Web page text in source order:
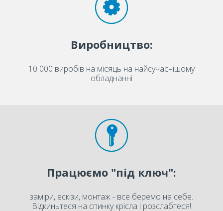
Виробництво:
10 000 виробів на місяць на найсучаснішому
обладнанні
Працюємо "під ключ":
заміри, ескізи, монтаж - все беремо на себе.
Відкиньтеся на спинку крісла і розслабтеся!